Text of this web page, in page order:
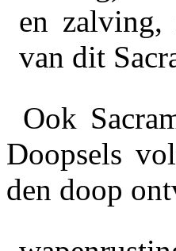
en zalving,
van dit
Ook
Doopsels
den doop